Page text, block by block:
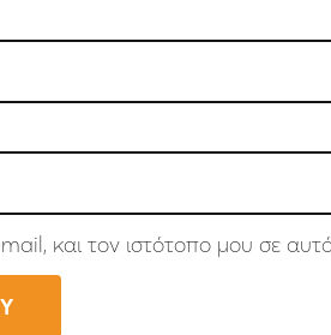
και τον ιστότοπο μου σε